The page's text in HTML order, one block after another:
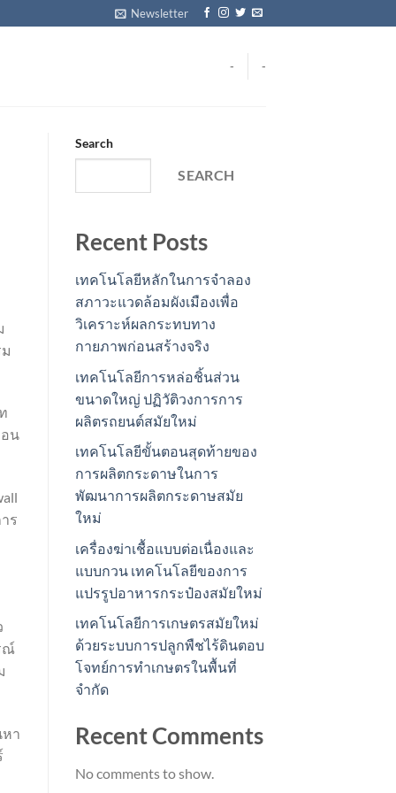
Newsletter
- -
น
ร
ณ์
า
Search
SEARCH
Recent Posts
เทคโนโลยีหลักในการจำลอง
สภาวะแวดล้อมผังเมืองเพื่อ
วิเคราะห์ผลกระทบทาง
กายภาพก่อนสร้างจริง
เทคโนโลยีการหล่อชิ้นส่วน
ขนาดใหญ่ ปฏิวัติวงการการ
ผลิตรถยนต์สมัยใหม่
เทคโนโลยีขั้นตอนสุดท้ายของ
การผลิตกระดาษในการ
พัฒนาการผลิตกระดาษสมัย
ใหม่
เครื่องฆ่าเชื้อแบบต่อเนื่องและ
แบบกวน เทคโนโลยีของการ
แปรรูปอาหารกระป๋องสมัยใหม่
เทคโนโลยีการเกษตรสมัยใหม่
ด้วยระบบการปลูกพืชไร้ดินตอบ
โจทย์การทำเกษตรในพื้นที่
จำกัด
Recent Comments
No comments to show.